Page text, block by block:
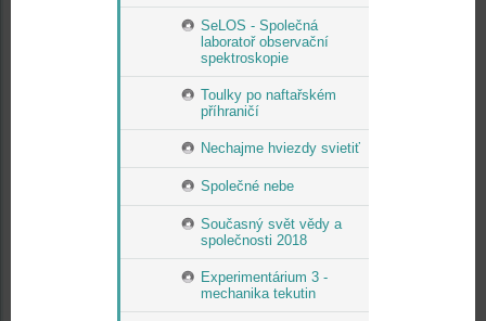
SeLOS - Společná
laboratoř observační
spektroskopie
Toulky po naftařském
příhraničí
Nechajme hviezdy svietiť
Společné nebe
Současný svět vědy a
společnosti 2018
Experimentárium 3 -
mechanika tekutin